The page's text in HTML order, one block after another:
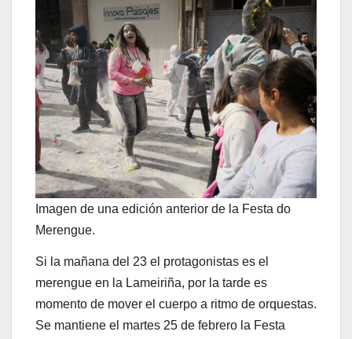
Imagen de una edición anterior de la Festa do
Merengue.
Si la mañana del 23 el protagonistas es el
merengue en la Lameiriña, por la tarde es
momento de mover el cuerpo a ritmo de orquestas.
Se mantiene el martes 25 de febrero la Festa